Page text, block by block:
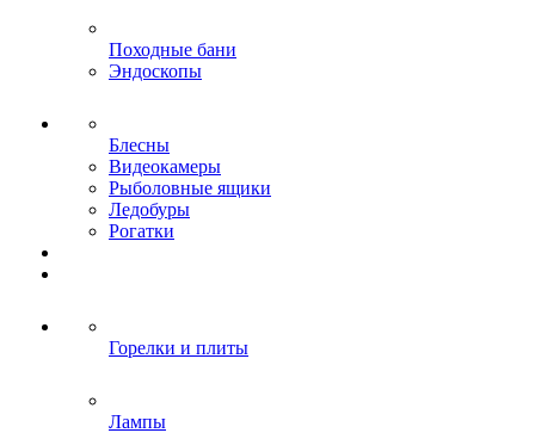
Походные бани
Эндоскопы
Блесны
Видеокамеры
Рыболовные ящики
Ледобуры
Рогатки
Горелки и плиты
Лампы